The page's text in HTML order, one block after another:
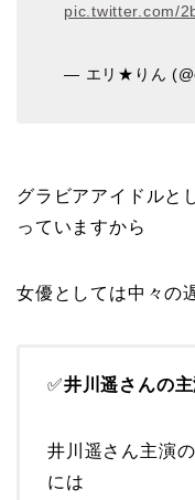
pic.twitter.com/
— エリ★りん
グラビアアイドルと
っていますから
女優としては中々の
✅井川遥さんの
井川遥さん主演
には